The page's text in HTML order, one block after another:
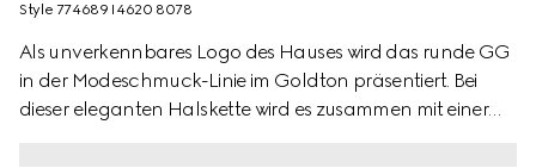
Style ‎774689 I4620 8078
Als unverkennbares Logo des Hauses wird das runde GG
in der Modeschmuck-Linie im Goldton präsentiert. Bei
dieser eleganten Halskette wird es zusammen mit einer